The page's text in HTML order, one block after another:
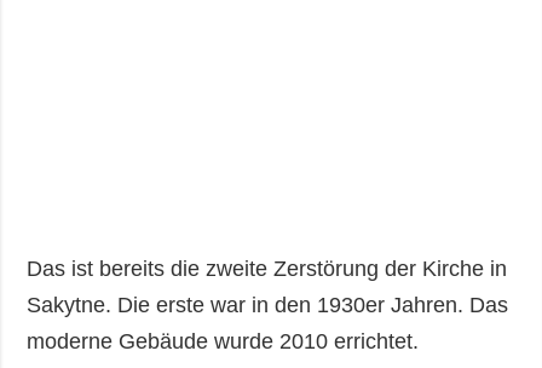
Das ist bereits die zweite Zerstörung der Kirche in
Sakytne. Die erste war in den 1930er Jahren. Das
moderne Gebäude wurde 2010 errichtet.